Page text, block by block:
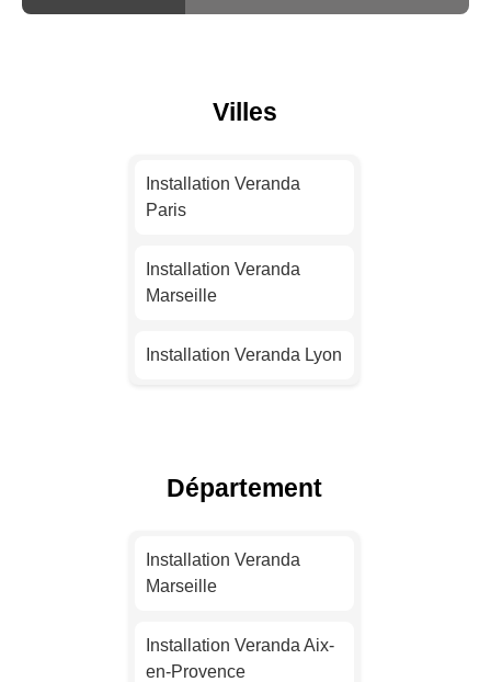
Villes
Installation Veranda
Paris
Installation Veranda
Marseille
Installation Veranda Lyon
Installation Veranda Nice
Installation Veranda
Nantes
Installation Veranda
Strasbourg
Département
Installation Veranda
Marseille
Installation Veranda Aix-
en-Provence